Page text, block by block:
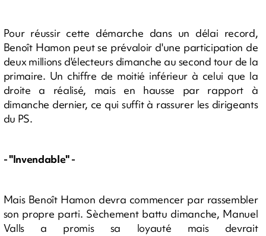
Pour réussir cette démarche dans un délai record,
Benoît Hamon peut se prévaloir d'une participation de
deux millions d'électeurs dimanche au second tour de la
primaire. Un chiffre de moitié inférieur à celui que la
droite a réalisé, mais en hausse par rapport à
dimanche dernier, ce qui suffit à rassurer les dirigeants
du PS.
- "Invendable" -
Mais Benoît Hamon devra commencer par rassembler
son propre parti. Sèchement battu dimanche, Manuel
Valls a promis sa loyauté mais devrait